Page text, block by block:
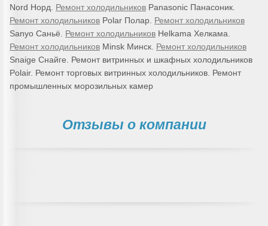
Nord Норд. Ремонт холодильников Panasonic Панасоник.
Ремонт холодильников Polar Полар. Ремонт холодильников
Sanyo Саньё. Ремонт холодильников Helkama Хелкама.
Ремонт холодильников Minsk Минск. Ремонт холодильников
Snaige Снайге. Ремонт витринных и шкафных холодильников
Polair. Ремонт торговых витринных холодильников. Ремонт
промышленных морозильных камер
Отзывы о компании